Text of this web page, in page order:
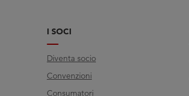
I SOCI
Diventa socio
Convenzioni
Consumatori